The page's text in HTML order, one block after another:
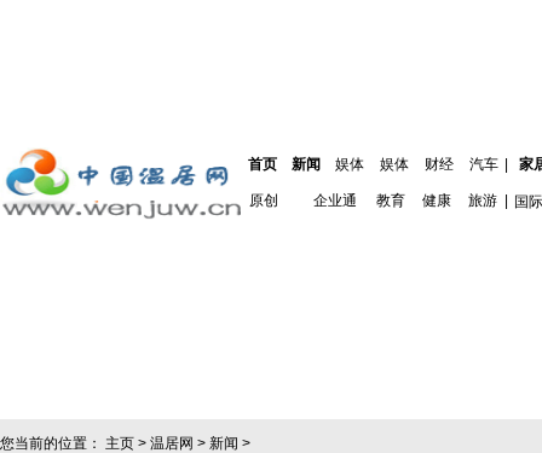
首页 新闻 娱体 娱体 财经 汽车 家
原创 企业通 教育 健康 旅游 国际
您当前的位置： 主页 > 温居网 > 新闻 >